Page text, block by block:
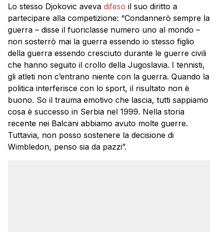
Lo stesso Djokovic aveva difeso il suo diritto a
partecipare alla competizione: “Condannerò sempre la
guerra – disse il fuoriclasse numero uno al mondo –
non sosterrò mai la guerra essendo io stesso figlio
della guerra essendo cresciuto durante le guerre civili
che hanno seguito il crollo della Jugoslavia. I tennisti,
gli atleti non c’entrano niente con la guerra. Quando la
politica interferisce con lo sport, il risultato non è
buono. So il trauma emotivo che lascia, tutti sappiamo
cosa è successo in Serbia nel 1999. Nella storia
recente nei Balcani abbiamo avuto molte guerre.
Tuttavia, non posso sostenere la decisione di
Wimbledon, penso sia da pazzi”.